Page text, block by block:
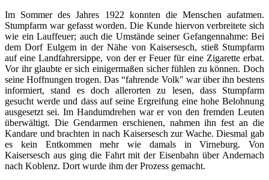
Im Sommer des Jahres 1922 konnten die Menschen aufatmen.
Stumpfarm war gefasst worden. Die Kunde hiervon verbreitete sich
wie ein Lauffeuer; auch die Umstände seiner Gefangennahme: Bei
dem Dorf Eulgem in der Nähe von Kaisersesch, stieß Stumpfarm
auf eine Landfahrersippe, von der er Feuer für eine Zigarette erbat.
Vor ihr glaubte er sich einigermaßen sicher fühlen zu können. Doch
seine Hoffnungen trogen. Das “fahrende Volk" war über ihn bestens
informiert, stand es doch allerorten zu lesen, dass Stumpfarm
gesucht werde und dass auf seine Ergreifung eine hohe Belohnung
ausgesetzt sei. Im Handumdrehen war er von den fremden Leuten
überwältigt. Die Gendarmen erschienen, nahmen ihn fest an die
Kandare und brachten in nach Kaisersesch zur Wache. Diesmal gab
es kein Entkommen mehr wie damals in Virneburg. Von
Kaisersesch aus ging die Fahrt mit der Eisenbahn über Andernach
nach Koblenz. Dort wurde ihm der Prozess gemacht.